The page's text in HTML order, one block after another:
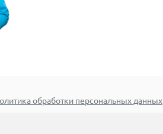
обработки персональных данных